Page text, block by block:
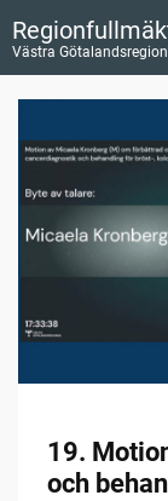
Västra
19.
och